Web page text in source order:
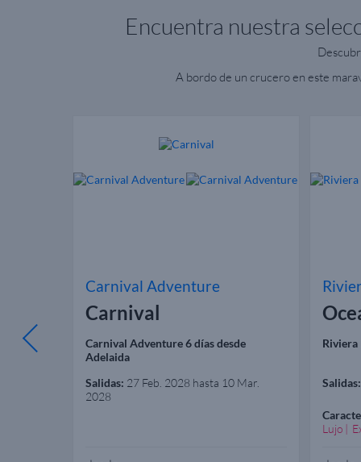
Encuentra nuestra
A bordo de un crucero en este
del
Carnival Adventure
Carnival
Carnival Adventure 6 días desde
Adelaida
Salidas: 27 Feb. 2028 hasta 10 Mar.
2028
Riviera
Salidas:
Lujo